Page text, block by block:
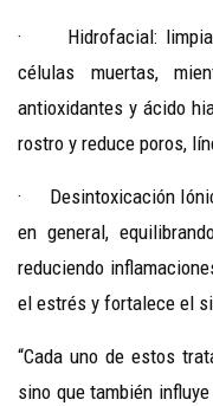
· Hidrofacial:
células muertas,
antioxidantes y ácido
rostro y reduce poros,
· Desintoxicación
en general,
reduciendo
el estrés y fortalece el
“Cada uno de estos
sino que también